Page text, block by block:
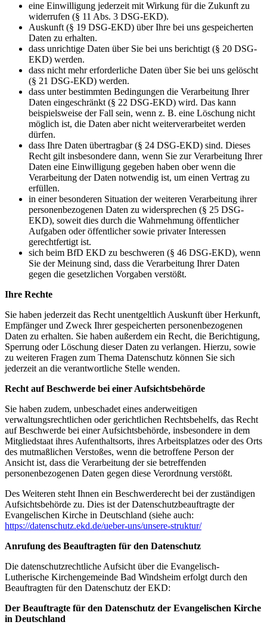
eine Einwilligung jederzeit mit Wirkung für die Zukunft zu
widerrufen (§ 11 Abs. 3 DSG-EKD).
Auskunft (§ 19 DSG-EKD) über Ihre bei uns gespeicherten
Daten zu erhalten.
dass unrichtige Daten über Sie bei uns berichtigt (§ 20 DSG-
EKD) werden.
dass nicht mehr erforderliche Daten über Sie bei uns gelöscht
(§ 21 DSG-EKD) werden.
dass unter bestimmten Bedingungen die Verarbeitung Ihrer
Daten eingeschränkt (§ 22 DSG-EKD) wird. Das kann
beispielsweise der Fall sein, wenn z. B. eine Löschung nicht
möglich ist, die Daten aber nicht weiterverarbeitet werden
dürfen.
dass Ihre Daten übertragbar (§ 24 DSG-EKD) sind. Dieses
Recht gilt insbesondere dann, wenn Sie zur Verarbeitung Ihrer
Daten eine Einwilligung gegeben haben ober wenn die
Verarbeitung der Daten notwendig ist, um einen Vertrag zu
erfüllen.
in einer besonderen Situation der weiteren Verarbeitung ihrer
personenbezogenen Daten zu widersprechen (§ 25 DSG-
EKD), soweit dies durch die Wahrnehmung öffentlicher
Aufgaben oder öffentlicher sowie privater Interessen
gerechtfertigt ist.
sich beim BfD EKD zu beschweren (§ 46 DSG-EKD), wenn
Sie der Meinung sind, dass die Verarbeitung Ihrer Daten
gegen die gesetzlichen Vorgaben verstößt.
Ihre Rechte
Sie haben jederzeit das Recht unentgeltlich Auskunft über Herkunft,
Empfänger und Zweck Ihrer gespeicherten personenbezogenen
Daten zu erhalten. Sie haben außerdem ein Recht, die Berichtigung,
Sperrung oder Löschung dieser Daten zu verlangen. Hierzu, sowie
zu weiteren Fragen zum Thema Datenschutz können Sie sich
jederzeit an die verantwortliche Stelle wenden.
Recht auf Beschwerde bei einer Aufsichtsbehörde
Sie haben zudem, unbeschadet eines anderweitigen
verwaltungsrechtlichen oder gerichtlichen Rechtsbehelfs, das Recht
auf Beschwerde bei einer Aufsichtsbehörde, insbesondere in dem
Mitgliedstaat ihres Aufenthaltsorts, ihres Arbeitsplatzes oder des Orts
des mutmaßlichen Verstoßes, wenn die betroffene Person der
Ansicht ist, dass die Verarbeitung der sie betreffenden
personenbezogenen Daten gegen diese Verordnung verstößt.
Des Weiteren steht Ihnen ein Beschwerderecht bei der zuständigen
Aufsichtsbehörde zu. Dies ist der Datenschutzbeauftragte der
Evangelischen Kirche in Deutschland (siehe auch:
https://datenschutz.ekd.de/ueber-uns/unsere-struktur/
Anrufung des Beauftragten für den Datenschutz
Die datenschutzrechtliche Aufsicht über die Evangelisch-
Lutherische Kirchengemeinde Bad Windsheim erfolgt durch den
Beauftragten für den Datenschutz der EKD:
Der Beauftragte für den Datenschutz der Evangelischen Kirche
in Deutschland